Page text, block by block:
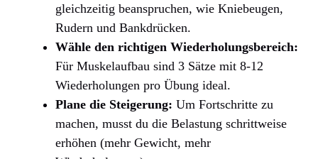
gleichzeitig beanspruchen, wie Kniebeugen,
Rudern und Bankdrücken.
Wähle den richtigen Wiederholungsbereich:
Für Muskelaufbau sind 3 Sätze mit 8-12
Wiederholungen pro Übung ideal.
Plane die Steigerung: Um Fortschritte zu
machen, musst du die Belastung schrittweise
erhöhen (mehr Gewicht, mehr